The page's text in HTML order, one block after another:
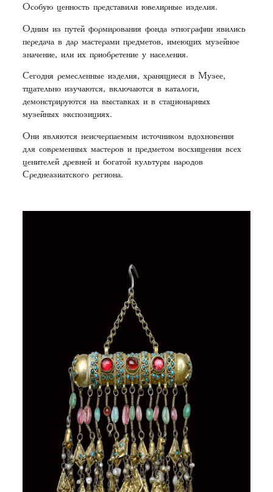
Особую ценность представили ювелирные изделия.
Одним из путей формирования фонда этнографии явились
передача в дар мастерами предметов, имеющих музейное
значение, или их приобретение у населения.
Сегодня ремесленные изделия, хранящиеся в Музее,
тщательно изучаются, включаются в каталоги,
демонстрируются на выставках и в стационарных
музейных экспозициях.
Они являются неисчерпаемым источником вдохновения
для современных мастеров и предметом восхищения всех
ценителей древней и богатой культуры народов
Среднеазиатского региона.